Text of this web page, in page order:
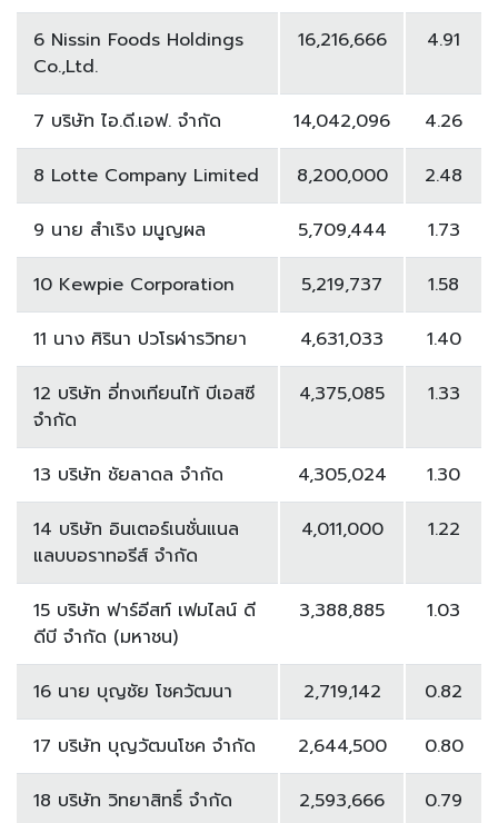
6 Nissin Foods Holdings
Co.,Ltd.
16,216,666 4.91
7 บริษัท ไอ.ดี.เอฟ. จำกัด 14,042,096 4.26
8 Lotte Company Limited 8,200,000 2.48
9 นาย สำเริง มนูญผล 5,709,444 1.73
10 Kewpie Corporation 5,219,737 1.58
11 นาง ศิรินา ปวโรฬารวิทยา 4,631,033 1.40
12 บริษัท อี่ทงเทียนไท้ บีเอสซี
จำกัด
4,375,085 1.33
13 บริษัท ชัยลาดล จำกัด 4,305,024 1.30
14 บริษัท อินเตอร์เนชั่นแนล
แลบบอราทอรีส์ จำกัด
4,011,000 1.22
15 บริษัท ฟาร์อีสท์ เฟมไลน์ ดี
ดีบี จำกัด (มหาชน)
3,388,885 1.03
16 นาย บุญชัย โชควัฒนา 2,719,142 0.82
17 บริษัท บุญวัฒนโชค จำกัด 2,644,500 0.80
18 บริษัท วิทยาสิทธิ์ จำกัด 2,593,666 0.79